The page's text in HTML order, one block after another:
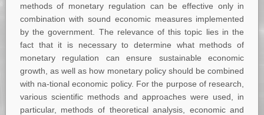
methods of monetary regulation can be effective only in
combination with sound economic measures implemented
by the government. The relevance of this topic lies in the
fact that it is necessary to determine what methods of
monetary regulation can ensure sustainable economic
growth, as well as how monetary policy should be combined
with na-tional economic policy. For the purpose of research,
various scientific methods and approaches were used, in
particular, methods of theoretical analysis, economic and